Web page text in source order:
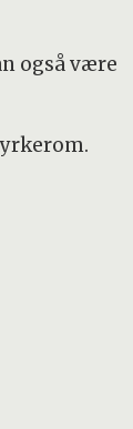
også være